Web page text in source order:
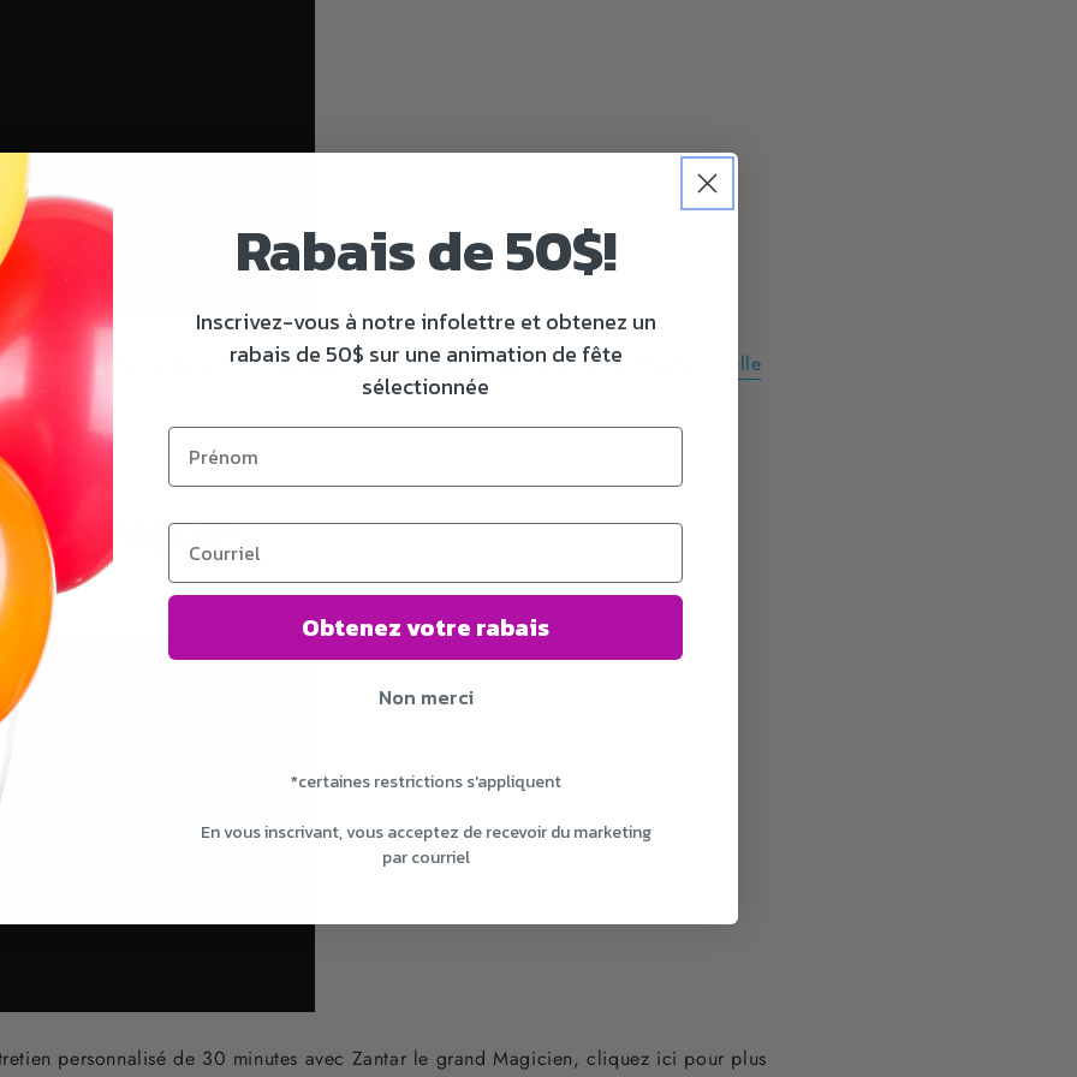
personnalisé de 30 minutes avec Elsa, cliquez ici pour plus d'information: Belle
Magicien
personnalisé de 30 minutes avec Zantar le grand Magicien, cliquez ici pour plus
Rabais de 50$!
Inscrivez-vous à notre infolettre et obtenez un
rabais de 50$ sur une animation de fête
sélectionnée
Obtenez votre rabais
Non merci
*certaines restrictions s'appliquent
En vous inscrivant, vous acceptez de recevoir du marketing
par courriel